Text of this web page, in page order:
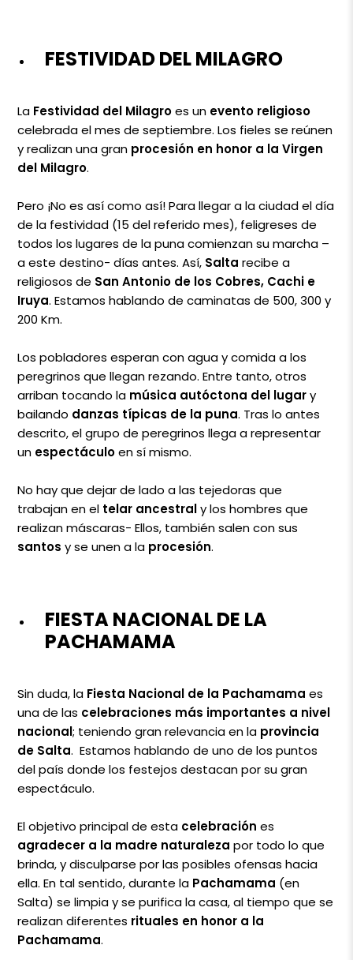
FESTIVIDAD DEL MILAGRO
La Festividad del Milagroes un evento religioso
celebrada el mes de septiembre. Los fieles se reúnen
y realizan una gran procesión en honor a la Virgen
del Milagro.
Pero ¡No es así como así! Para llegar a la ciudad el día
de la festividad (15 del referido mes), feligreses de
todos los lugares de la puna comienzan su marcha –
a este destino- días antes. Así, Salta recibe a
religiosos de San Antonio de los Cobres, Cachi e
Iruya. Estamos hablando de caminatas de 500, 300 y
200 Km.
Los pobladores esperan con agua y comida a los
peregrinos que llegan rezando. Entre tanto, otros
arriban tocando la música autóctona del lugary
bailando danzas típicas de la puna. Tras lo antes
descrito, el grupo de peregrinos llega a representar
un espectáculoen sí mismo.
No hay que dejar de lado a las tejedoras que
trabajan en el telar ancestraly los hombres que
realizan máscaras- Ellos, también salen con sus
santos y se unen a la procesión.
FIESTA NACIONAL DE LA
PACHAMAMA
Sin duda, la Fiesta Nacional de la Pachamama es
una de las celebraciones más importantes a nivel
nacional; teniendo gran relevancia en la provincia
de Salta. Estamos hablando de uno de los puntos
del país donde los festejos destacan por su gran
espectáculo.
El objetivo principal de esta celebración es
agradecer a la madre naturaleza por todo lo que
brinda, y disculparse por las posibles ofensas hacia
ella. En tal sentido, durante la Pachamama (en
Salta) se limpia y se purifica la casa, al tiempo que se
realizan diferentes rituales en honor a la
Pachamama.